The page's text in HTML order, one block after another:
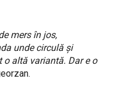
mers în jos,
unde circulă și
o altă variantă. Dar e o